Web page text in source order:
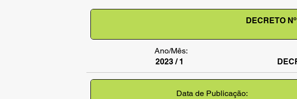
DECRETO
Ano/Mês:
2023 / 1
Data de Publicação: